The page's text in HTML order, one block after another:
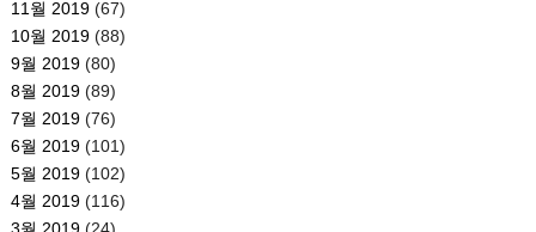
11월 2019(67)
10월 2019(88)
9월 2019(80)
8월 2019(89)
7월 2019(76)
6월 2019(101)
5월 2019(102)
4월 2019(116)
3월 2019(24)